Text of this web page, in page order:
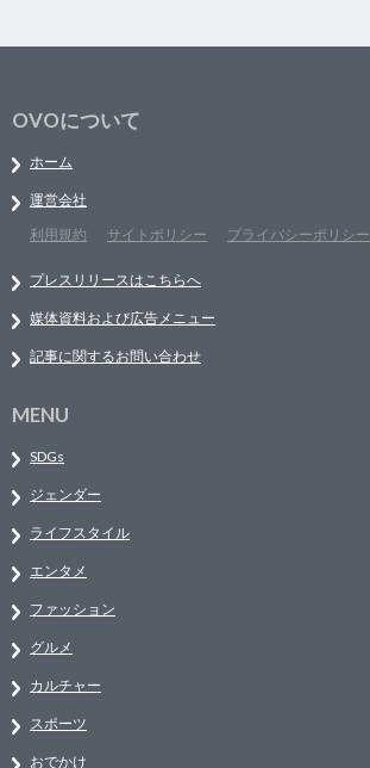
OVOについて
ホーム
運営会社
利用規約
サイトポリシー プライバシーポリシー
プレスリリースはこちらへ
媒体資料および広告メニュー
記事に関するお問い合わせ
MENU
SDGs
ジェンダー
ライフスタイル
エンタメ
ファッション
グルメ
カルチャー
スポーツ
おでかけ